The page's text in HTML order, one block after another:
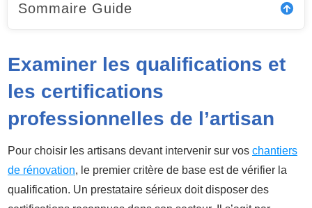
Sommaire Guide
Examiner les qualifications et
les certifications
professionnelles de l’artisan
Pour choisir les artisans devant intervenir sur vos chantiers
de rénovation, le premier critère de base est de vérifier la
qualification. Un prestataire sérieux doit disposer des